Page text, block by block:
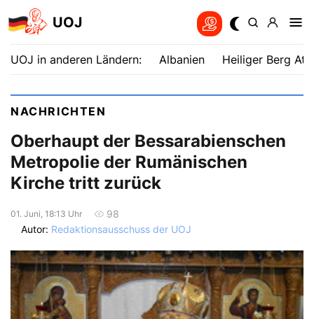
UOJ
UOJ in anderen Ländern: Albanien Heiliger Berg
NACHRICHTEN
Oberhaupt der Bessarabienschen
Metropolie der Rumänischen
Kirche tritt zurück
01. Juni, 18:13 Uhr
98
Autor: Redaktionsausschuss der UOJ